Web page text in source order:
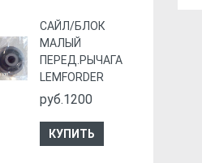
CАЙЛ/БЛОК
МАЛЫЙ
ПЕРЕД.РЫЧАГА
LEMFORDER
руб.1200
КУПИТЬ